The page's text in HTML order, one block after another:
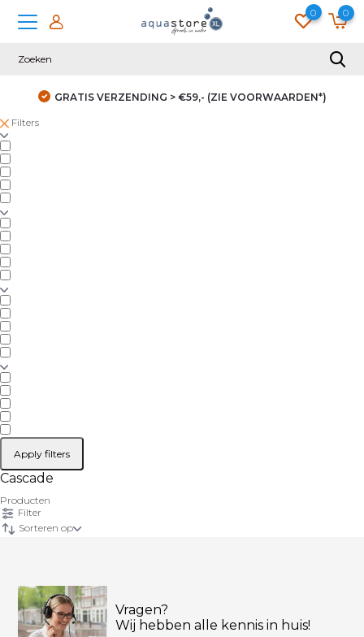
0 0
GRATIS VERZENDING > €59,- (ZIE VOORWAARDEN*)
Filters
Apply filters
Cascade
Producten
Filter
Sorteren op
Vragen?
Wij hebben alle kennis in huis!